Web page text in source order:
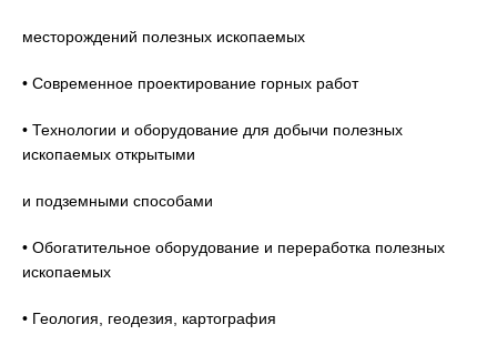
месторождений полезных ископаемых
• Современное проектирование горных работ
• Технологии и оборудование для добычи полезных
ископаемых открытыми
и подземными способами
• Обогатительное оборудование и переработка полезных
ископаемых
• Геология, геодезия, картография